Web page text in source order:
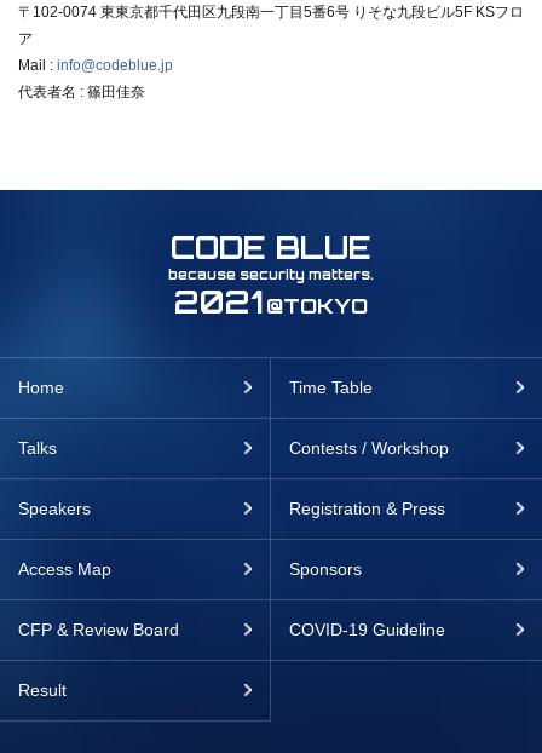
〒102-0074 東東京都千代田区九段南一丁目5番6号 りそな九段ビル5F KSフロ
ア
Mail : info@codeblue.jp
代表者名 : 篠田佳奈
CODE BLUE
because security matters.
2021@TOKYO
Home Time Table
Talks Contests / Workshop
Speakers Registration & Press
Access Map Sponsors
CFP & Review Board COVID-19 Guideline
Result